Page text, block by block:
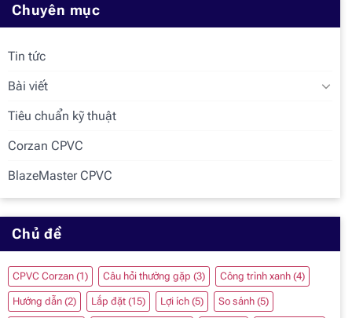
Chuyên mục
Tin tức
Bài viết
Tiêu chuẩn kỹ thuật
Corzan CPVC
BlazeMaster CPVC
Chủ đề
CPVC Corzan (1) Câu hỏi thường gặp (3) Công trình xanh (4)
Hướng dẫn (2) Lắp đặt (15) Lợi ích (5) So sánh (5)